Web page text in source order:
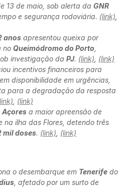
13 de maio, sob alerta da GNR
e segurança rodoviária. (link)
anos apresentou queixa por
no Queimódromo do Porto
investigação da PJ. (link) (link)
incentivos financeiros para
disponibilidade em urgências,
para a degradação da resposta
(link)
Açores a maior apreensão de
na ilha das Flores, detendo três
mil doses. (link) (link)
o desembarque em Tenerife do
, afetado por um surto de